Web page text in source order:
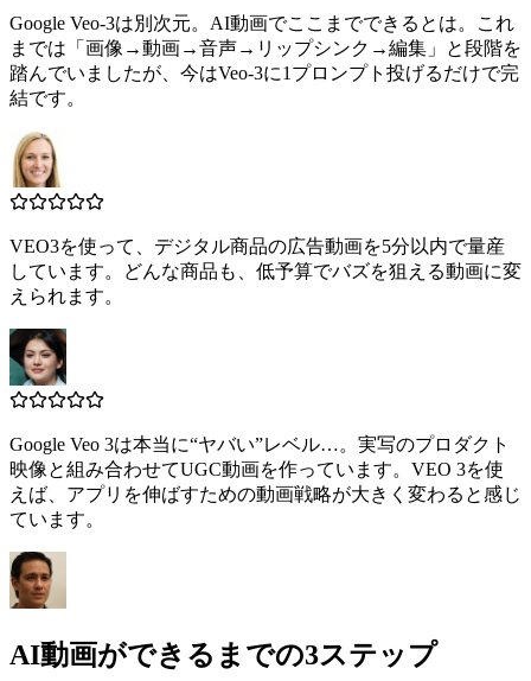
Google Veo-3は別次元。AI動画でここまでできるとは。これ
までは「画像→動画→音声→リップシンク→編集」と段階を
踏んでいましたが、今はVeo-3に1プロンプト投げるだけで完
結です。
VEO3を使って、デジタル商品の広告動画を5分以内で量産
しています。どんな商品も、低予算でバズを狙える動画に変
えられます。
Google Veo 3は本当に“ヤバい”レベル…。実写のプロダクト
映像と組み合わせてUGC動画を作っています。VEO 3を使
えば、アプリを伸ばすための動画戦略が大きく変わると感じ
ています。
AI動画ができるまでの3ステップ